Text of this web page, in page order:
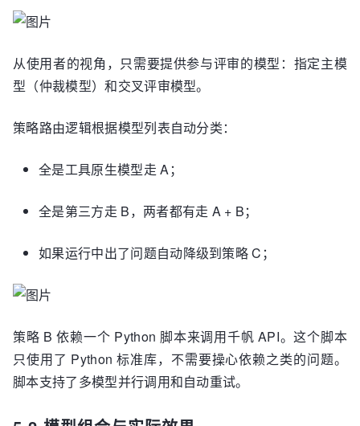
从使用者的视角，只需要提供参与评审的模型：指定主模
型（仲裁模型）和交叉评审模型。
策略路由逻辑根据模型列表自动分类：
全是工具原生模型走 A；
全是第三方走 B，两者都有走 A + B；
如果运行中出了问题自动降级到策略 C；
策略 B 依赖一个 Python 脚本来调用千帆 API。这个脚本
只使用了 Python 标准库，不需要操心依赖之类的问题。
脚本支持了多模型并行调用和自动重试。